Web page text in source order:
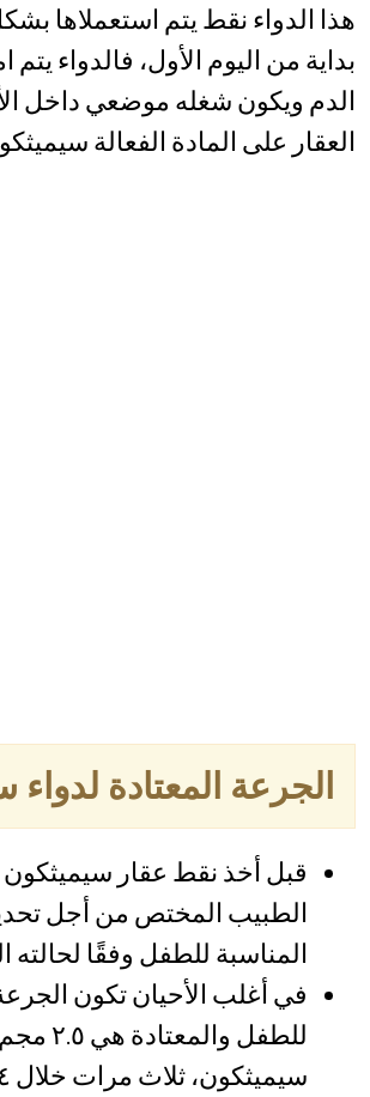
هذا الدواء نقط يتم استعملاها
بداية من اليوم الأول، فالدواء
الدم ويكون شغله موضعي داخل
العقار على المادة الفعالة
الجرعة المعتادة لدواء
قبل أخذ نقط عقار سيميثكون
الطبيب المختص من أجل
المناسبة للطفل وفقًا لحالته
في أغلب الأحيان تكون
للطفل والمعتادة
سيميثكون، ثلاث مرات خلال ٢٤ ساعة.